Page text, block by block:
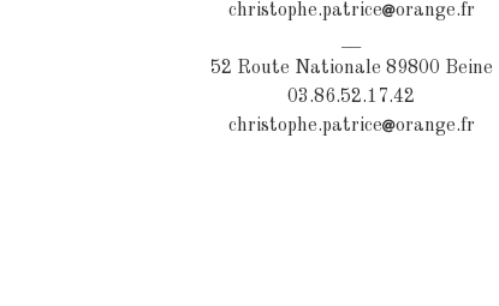
christophe.patrice
orange.fr
52 Route Nationale 89800 Beine
03.86.52.17.42
christophe.patrice
orange.fr